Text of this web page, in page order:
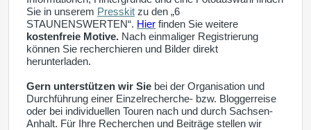
Sie in unserem Presskit zu den „6
STAUNENSWERTEN“. Hier finden Sie weitere
kostenfreie Motive. Nach einmaliger Registrierung
können Sie recherchieren und Bilder direkt
herunterladen.
Gern unterstützen wir Sie bei der Organisation und
Durchführung einer Einzelrecherche- bzw. Bloggerreise
oder bei individuellen Touren nach und durch Sachsen-
Anhalt. Für Ihre Recherchen und Beiträge stellen wir